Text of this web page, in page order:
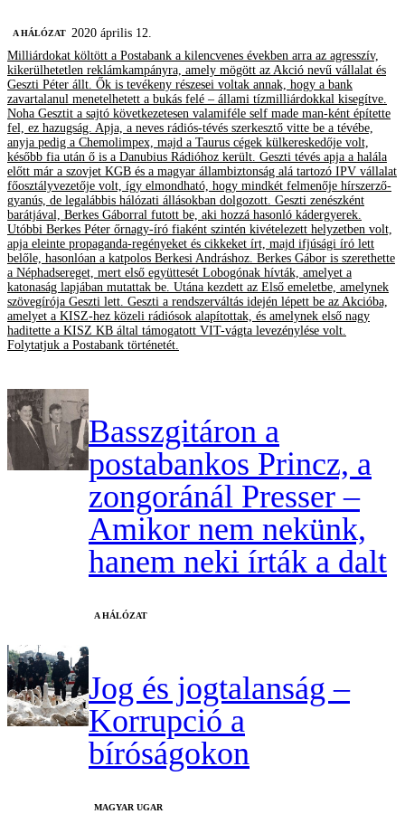
A HÁLÓZAT
2020 április 12.
Milliárdokat költött a Postabank a kilencvenes években arra az agresszív,
kikerülhetetlen reklámkampányra, amely mögött az Akció nevű vállalat és
Geszti Péter állt. Ők is tevékeny részesei voltak annak, hogy a bank
zavartalanul menetelhetett a bukás felé – állami tízmilliárdokkal kisegítve.
Noha Gesztit a sajtó következetesen valamiféle self made man-ként építette
fel, ez hazugság. Apja, a neves rádiós-tévés szerkesztő vitte be a tévébe,
anyja pedig a Chemolimpex, majd a Taurus cégek külkereskedője volt,
később fia után ő is a Danubius Rádióhoz került. Geszti tévés apja a halála
előtt már a szovjet KGB és a magyar állambiztonság alá tartozó IPV vállalat
főosztályvezetője volt, így elmondható, hogy mindkét felmenője hírszerző-
gyanús, de legalábbis hálózati állásokban dolgozott. Geszti zenészként
barátjával, Berkes Gáborral futott be, aki hozzá hasonló kádergyerek.
Utóbbi Berkes Péter őrnagy-író fiaként szintén kivételezett helyzetben volt,
apja eleinte propaganda-regényeket és cikkeket írt, majd ifjúsági író lett
belőle, hasonlóan a katpolos Berkesi Andráshoz. Berkes Gábor is szerethette
a Néphadsereget, mert első együttesét Lobogónak hívták, amelyet a
katonaság lapjában mutattak be. Utána kezdett az Első emeletbe, amelynek
szövegírója Geszti lett. Geszti a rendszerváltás idején lépett be az Akcióba,
amelyet a KISZ-hez közeli rádiósok alapítottak, és amelynek első nagy
haditette a KISZ KB által támogatott VIT-vágta levezénylése volt.
Folytatjuk a Postabank történetét.
Basszgitáron a
postabankos Princz, a
zongoránál Presser –
Amikor nem nekünk,
hanem neki írták a dalt
A HÁLÓZAT
Jog és jogtalanság –
Korrupció a
bíróságokon
MAGYAR UGAR